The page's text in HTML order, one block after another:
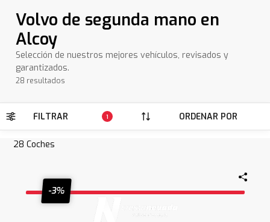
Volvo de segunda mano en
Alcoy
Selección de nuestros mejores vehículos, revisados y
garantizados.
28 resultados
FILTRAR 1 ORDENAR POR
28 Coches
-3%